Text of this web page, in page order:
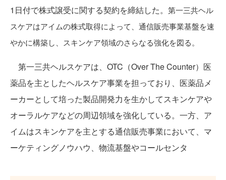
1日付で株式譲受に関する契約を締結した。 第一三共ヘル
スケアはアイムの株式取得によって、通信販売事業基盤を速
やかに構築し、スキンケア領域のさらなる強化を図る。
第一三共ヘルスケアは、OTC（Over The Counter）医
薬品を主としたヘルスケア事業を担っており、医薬品メ
ーカーとして培った製品開発力を生かしてスキンケアや
オーラルケアなどの周辺領域を強化している。一方、ア
イムはスキンケアを主とする通信販売事業において、マ
ーケティングノウハウ、物流基盤やコールセンタ